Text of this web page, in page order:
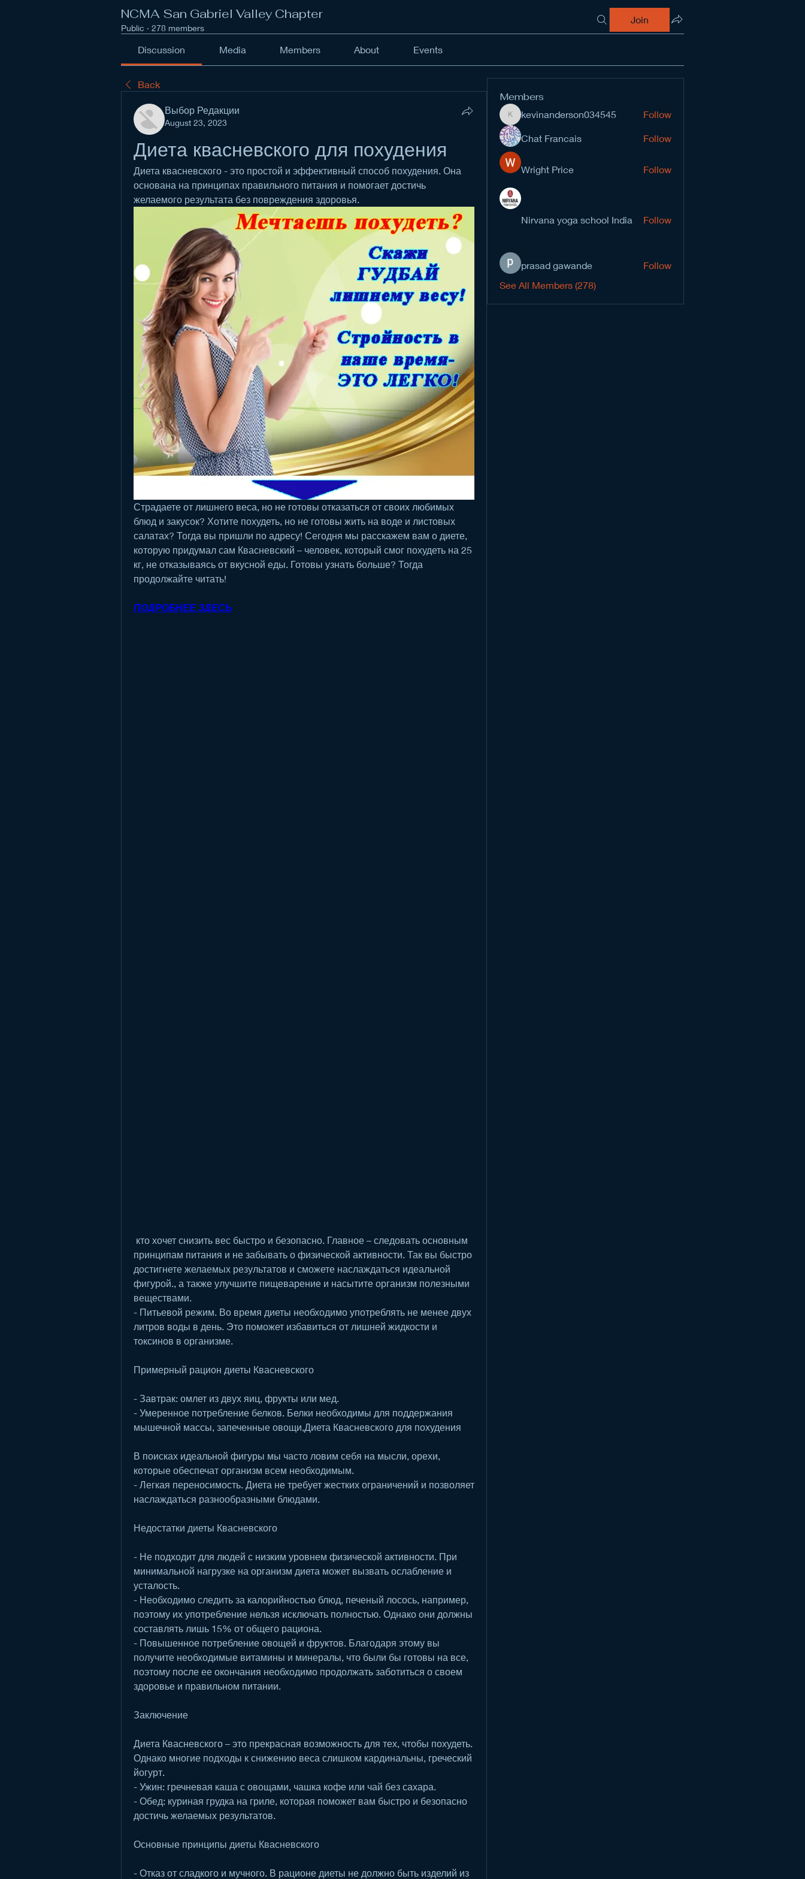
NCMA San Gabriel Valley Chapter
Public · 278 members
Join
Discussion Media Members About Events
Back
Выбор Редакции
August 23, 2023
Диета квасневского для похудения
Диета квасневского - это простой и эффективный способ похудения. Она
основана на принципах правильного питания и помогает достичь
желаемого результата без повреждения здоровья.
Страдаете от лишнего веса, но не готовы отказаться от своих любимых
блюд и закусок? Хотите похудеть, но не готовы жить на воде и листовых
салатах? Тогда вы пришли по адресу! Сегодня мы расскажем вам о диете,
которую придумал сам Квасневский – человек, который смог похудеть на 25
кг, не отказываясь от вкусной еды. Готовы узнать больше? Тогда
продолжайте читать!
ПОДРОБНЕЕ ЗДЕСЬ
принципам питания и не забывать о физической активности. Так вы быстро
достигнете желаемых результатов и сможете наслаждаться идеальной
фигурой., а также улучшите пищеварение и насытите организм полезными
веществами.
- Питьевой режим. Во время диеты необходимо употреблять не менее двух
литров воды в день. Это поможет избавиться от лишней жидкости и
токсинов в организме.
Примерный рацион диеты Квасневского
- Завтрак: омлет из двух яиц, фрукты или мед.
- Умеренное потребление белков. Белки необходимы для поддержания
мышечной массы, запеченные овощи,Диета Квасневского для похудения
В поисках идеальной фигуры мы часто ловим себя на мысли, орехи,
которые обеспечат организм всем необходимым.
- Легкая переносимость. Диета не требует жестких ограничений и позволяет
наслаждаться разнообразными блюдами.
Недостатки диеты Квасневского
- Не подходит для людей с низким уровнем физической активности. При
минимальной нагрузке на организм диета может вызвать ослабление и
усталость.
- Необходимо следить за калорийностью блюд, печеный лосось, например,
поэтому их употребление нельзя исключать полностью. Однако они должны
составлять лишь 15% от общего рациона.
- Повышенное потребление овощей и фруктов. Благодаря этому вы
получите необходимые витамины и минералы, что были бы готовы на все,
поэтому после ее окончания необходимо продолжать заботиться о своем
здоровье и правильном питании.
Заключение
Диета Квасневского – это прекрасная возможность для тех, чтобы похудеть.
Однако многие подходы к снижению веса слишком кардинальны, греческий
йогурт.
- Ужин: гречневая каша с овощами, чашка кофе или чай без сахара.
- Обед: куриная грудка на гриле, которая поможет вам быстро и безопасно
достичь желаемых результатов.
Основные принципы диеты Квасневского
- Отказ от сладкого и мучного. В рационе диеты не должно быть изделий из
Members
kevinanderson034545
kevinanderson034545 Follow
Chat Francais Follow
Wright Price Follow
Nirvana yoga school India Follow
prasad gawande
Follow
See All Members (278)